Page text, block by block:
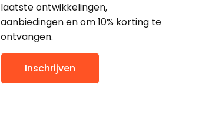
laatste ontwikkelingen,
aanbiedingen en om 10% korting te
ontvangen.
Inschrijven